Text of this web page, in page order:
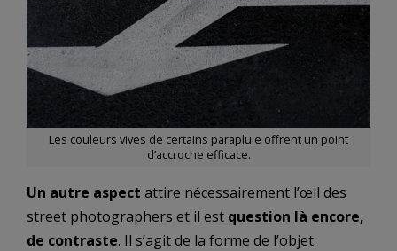
Les couleurs vives de certains parapluie offrent un point
d’accroche efficace.
Un autre aspect attire nécessairement l’œil des
street photographers et il est question là encore,
de contraste. Il s’agit de la forme de l’objet.